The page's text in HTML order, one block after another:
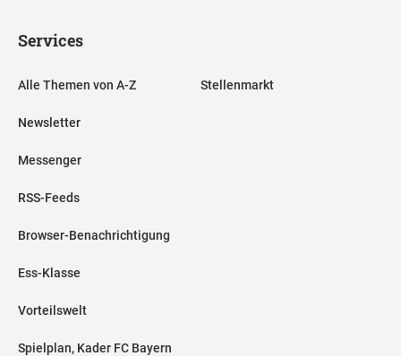
Services
Alle Themen von A-Z
Newsletter
Messenger
RSS-Feeds
Browser-Benachrichtigung
Ess-Klasse
Vorteilswelt
Spielplan, Kader FC Bayern
Stellenmarkt